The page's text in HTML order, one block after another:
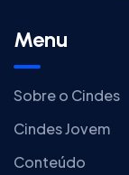
Menu
Sobre o Cindes
Cindes Jovem
Conteúdo